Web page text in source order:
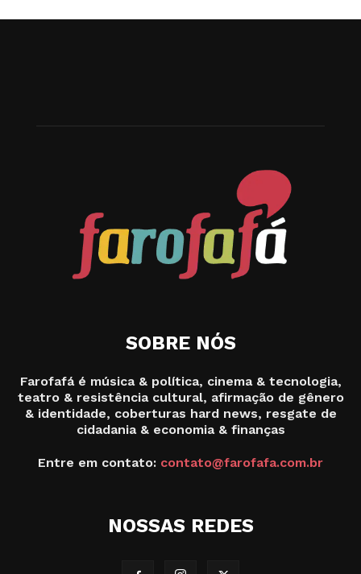
SOBRE NÓS
Farofafá é música & política, cinema & tecnologia,
teatro & resistência cultural, afirmação de gênero
& identidade, coberturas hard news, resgate de
cidadania & economia & finanças
Entre em contato: contato@farofafa.com.br
NOSSAS REDES